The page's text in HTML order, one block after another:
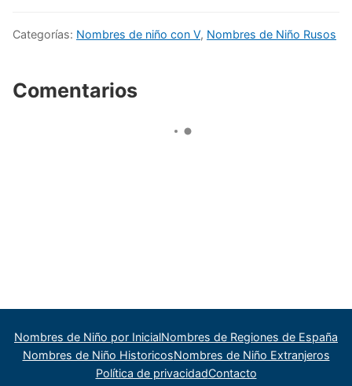
Categorías: Nombres de niño con V, Nombres de Niño Rusos
Comentarios
Nombres de Niño por InicialNombres de Regiones de España
Nombres de Niño HistoricosNombres de Niño Extranjeros
Política de privacidadContacto